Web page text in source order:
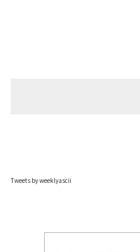
Tweets by weeklyascii